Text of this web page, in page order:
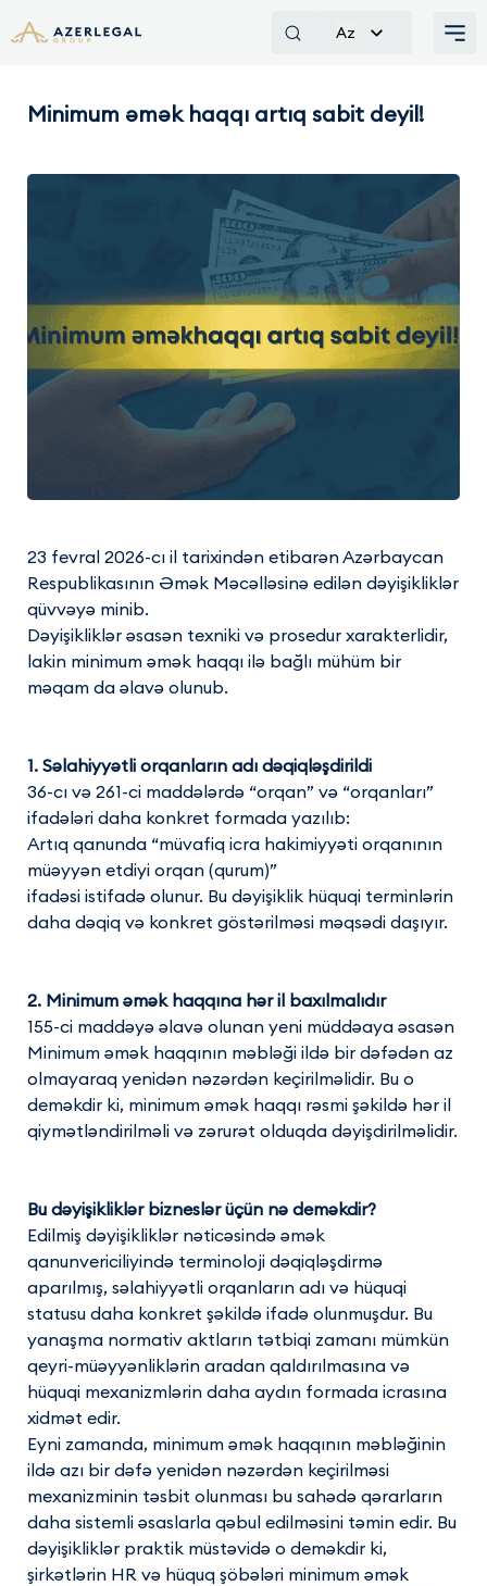
Az
Minimum əmək haqqı artıq sabit deyil!
23 fevral 2026-cı il tarixindən etibarən Azərbaycan
Respublikasının Əmək Məcəlləsinə edilən dəyişikliklər
qüvvəyə minib.
Dəyişikliklər əsasən texniki və prosedur xarakterlidir,
lakin minimum əmək haqqı ilə bağlı mühüm bir
məqam da əlavə olunub.
1. Səlahiyyətli orqanların adı dəqiqləşdirildi
36-cı və 261-ci maddələrdə “orqan” və “orqanları”
ifadələri daha konkret formada yazılıb:
Artıq qanunda “müvafiq icra hakimiyyəti orqanının
müəyyən etdiyi orqan (qurum)”
ifadəsi istifadə olunur. Bu dəyişiklik hüquqi terminlərin
daha dəqiq və konkret göstərilməsi məqsədi daşıyır.
2. Minimum əmək haqqına hər il baxılmalıdır
155-ci maddəyə əlavə olunan yeni müddəaya əsasən
Minimum əmək haqqının məbləği ildə bir dəfədən az
olmayaraq yenidən nəzərdən keçirilməlidir. Bu o
deməkdir ki, minimum əmək haqqı rəsmi şəkildə hər il
qiymətləndirilməli və zərurət olduqda dəyişdirilməlidir.
Bu dəyişikliklər bizneslər üçün nə deməkdir?
Edilmiş dəyişikliklər nəticəsində əmək
qanunvericiliyində terminoloji dəqiqləşdirmə
aparılmış, səlahiyyətli orqanların adı və hüquqi
statusu daha konkret şəkildə ifadə olunmuşdur. Bu
yanaşma normativ aktların tətbiqi zamanı mümkün
qeyri-müəyyənliklərin aradan qaldırılmasına və
hüquqi mexanizmlərin daha aydın formada icrasına
xidmət edir.
Eyni zamanda, minimum əmək haqqının məbləğinin
ildə azı bir dəfə yenidən nəzərdən keçirilməsi
mexanizminin təsbit olunması bu sahədə qərarların
daha sistemli əsaslarla qəbul edilməsini təmin edir. Bu
dəyişikliklər praktik müstəvidə o deməkdir ki,
şirkətlərin HR və hüquq şöbələri minimum əmək